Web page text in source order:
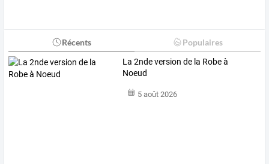
Récents Populaires
La 2nde version de la Robe à
Noeud
5 août 2026